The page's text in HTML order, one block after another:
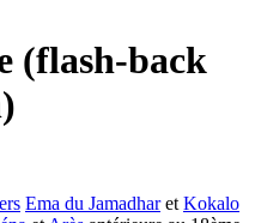
(flash-back
Ema du Jamadharet Kokalo